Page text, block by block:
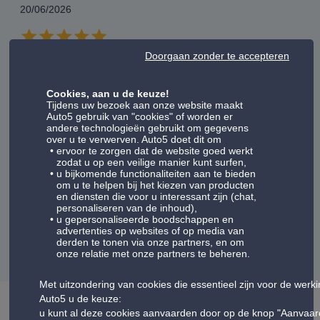
20/06/2026
Client Vérifié
19/06/2026
10/10 vraiment fiable
Weergave van meningen:41-45
volgende 7 8 9 10 11 vorige
Cookies, aan u de keuze!
Tijdens uw bezoek aan onze website maakt
Auto5 gebruik van "cookies" of worden er
andere technologieën gebruikt om gegevens
over u te verwerven. Auto5 doet dit om
ervoor te zorgen dat de website goed werkt
zodat u op een veilige manier kunt surfen,
u bijkomende functionaliteiten aan te bieden
om u te helpen bij het kiezen van producten
en diensten die voor u interessant zijn (chat,
personaliseren van de inhoud),
u gepersonaliseerde boodschappen en
advertenties op websites of op media van
derden te tonen via onze partners, en om
onze relatie met onze partners te beheren.
Met uitzondering van cookies die essentieel zijn voor de
Auto5 u de keuze:
u kunt al deze cookies aanvaarden door op de knop
Doorgaan zonder te accepteren